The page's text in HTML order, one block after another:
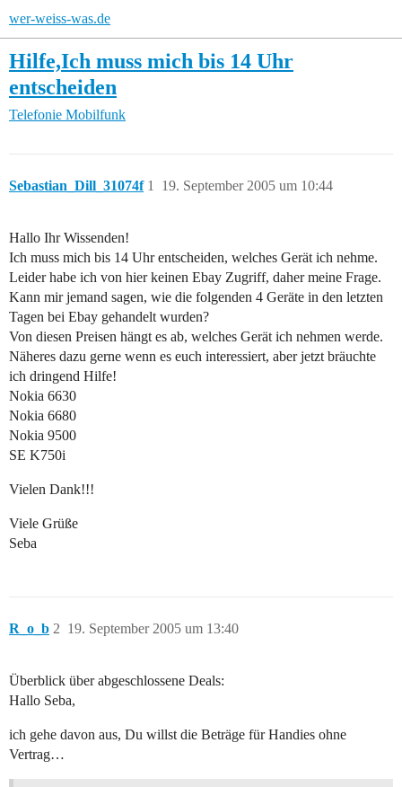
wer-weiss-was.de
Hilfe,Ich muss mich bis 14 Uhr
entscheiden
Telefonie Mobilfunk
Sebastian_Dill_31074f 19. September 2005 um 10:44
1
Hallo Ihr Wissenden!
Ich muss mich bis 14 Uhr entscheiden, welches Gerät ich nehme.
Leider habe ich von hier keinen Ebay Zugriff, daher meine Frage.
Kann mir jemand sagen, wie die folgenden 4 Geräte in den letzten
Tagen bei Ebay gehandelt wurden?
Von diesen Preisen hängt es ab, welches Gerät ich nehmen werde.
Näheres dazu gerne wenn es euch interessiert, aber jetzt bräuchte
ich dringend Hilfe!
Nokia 6630
Nokia 6680
Nokia 9500
SE K750i
Vielen Dank!!!
Viele Grüße
Seba
R_o_b 19. September 2005 um 13:40
2
Überblick über abgeschlossene Deals:
Hallo Seba,
ich gehe davon aus, Du willst die Beträge für Handies ohne
Vertrag…